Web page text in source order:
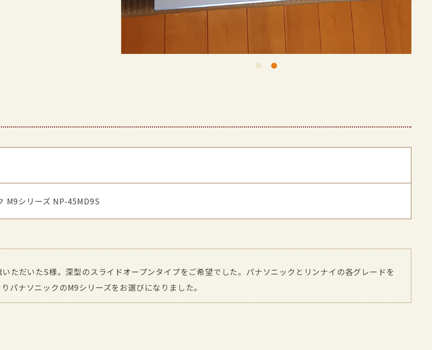
M9シリーズ NP-45MD9S
ただいたS様。深型のスライドオープンタイプをご希望でした。パナソニックとリンナイの各グレードを
パナソニックのM9シリーズをお選びになりました。